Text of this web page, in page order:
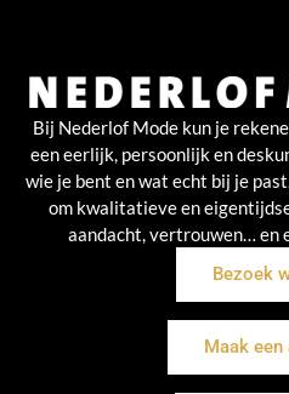
Bij Nederlof Mode kun je
een eerlijk, persoonlijk en
wie je bent en wat echt bij je
om kwalitatieve en
aandacht, vertrouwen… en
Bezoek
Maak